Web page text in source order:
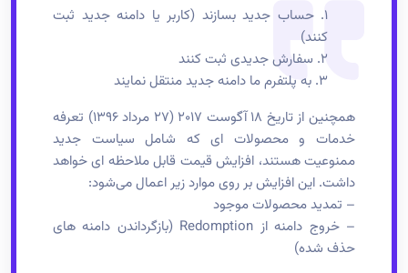
۱. حساب جدید بسازند (کاربر یا دامنه جدید ثبت
کنند)
۲. سفارش جدیدی ثبت کنند
۳. به پلتفرم ما دامنه جدید منتقل نمایند
همچنین از تاریخ ۱۸ آگوست ۲۰۱۷ (۲۷ مرداد ۱۳۹۶) تعرفه
خدمات و محصولات ای که شامل سیاست جدید
ممنوعیت هستند، افزایش قیمت قابل ملاحظه ای خواهد
داشت. این افزایش بر روی موارد زیر اعمال می‌شود:
– تمدید محصولات موجود
– خروج دامنه از Redomption (بازگرداندن دامنه های
حذف شده)